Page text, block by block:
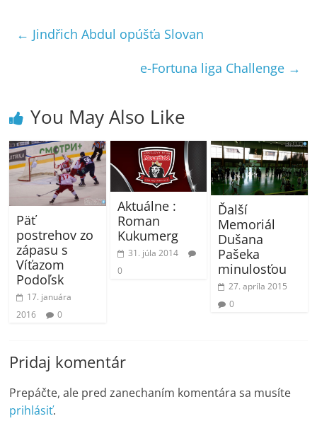
← Jindřich Abdul opúšťa Slovan
e-Fortuna liga Challenge →
You May Also Like
Päť
postrehov zo
zápasu s
Víťazom
Podoľsk
17. januára
2016
0
Aktuálne :
Roman
Kukumerg
31. júla 2014
0
Ďalší
Memoriál
Dušana
Pašeka
minulosťou
27. apríla 2015
0
Pridaj komentár
Prepáčte, ale pred zanechaním komentára sa musíte
prihlásiť.